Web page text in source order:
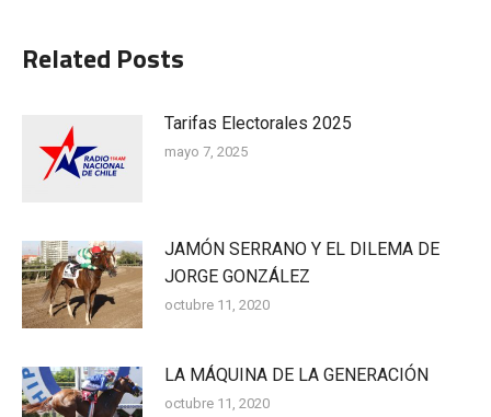
Related Posts
Tarifas Electorales 2025
mayo 7, 2025
JAMÓN SERRANO Y EL DILEMA DE
JORGE GONZÁLEZ
octubre 11, 2020
LA MÁQUINA DE LA GENERACIÓN
octubre 11, 2020